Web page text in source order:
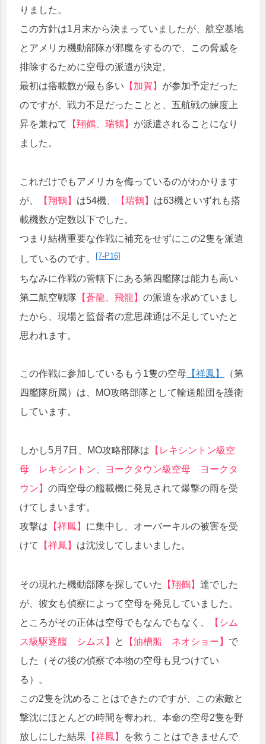
りました。
この方針は1月末から決まっていましたが、航空基地
とアメリカ機動部隊が邪魔をするので、この脅威を
排除するために空母の派遣が決定。
最初は搭載数が最も多い 【加賀】 が参加予定だった
のですが、戦力不足だったことと、五航戦の練度上
昇を兼ねて
【翔鶴、瑞鶴】 が派遣されることになり
ました。
これだけでもアメリカを侮っているのがわかります
が、
【翔鶴】 は54機、 【瑞鶴】 は63機といずれも搭
載機数が定数以下でした。
つまり結構重要な作戦に補充をせずにこの2隻を派遣
しているのです。 [7-P16]
ちなみに作戦の管轄下にある第四艦隊は能力も高い
第二航空戦隊 【蒼龍、飛龍】 の派遣を求めていまし
たから、現場と監督者の意思疎通は不足していたと
思われます。
この作戦に参加しているもう1隻の空母 【祥鳳】
（第
四艦隊所属）は、MO攻略部隊として輸送船団を護衛
しています。
しかし5月7日、MO攻略部隊は 【レキシントン級空
母 レキシントン、ヨークタウン級空母 ヨークタ
ウン】 の両空母の艦載機に発見されて爆撃の雨を受
けてしまいます。
攻撃は 【祥鳳】 に集中し、オーバーキルの被害を受
けて
【祥鳳】 は沈没してしまいました。
その現れた機動部隊を探していた 【翔鶴】 達でした
が、彼女も偵察によって空母を発見していました。
ところがその正体は空母でもなんでもなく、
【シム
ス級駆逐艦 シムス】
と 【油槽船 ネオショー】 で
した（その後の偵察で本物の空母も見つけてい
る）。
この2隻を沈めることはできたのですが、この索敵と
撃沈にほとんどの時間を奪われ、本命の空母2隻を野
放しにした結果 【祥鳳】 を救うことはできませんで